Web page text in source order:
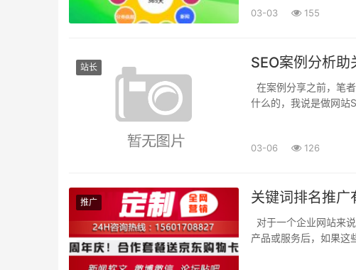
03-03 155
站长 SEO案例分析
在案例分享之前，笔
什么的，我说是做网站
03-06 126
推广 关键词排名推广
对于一个企业网站来
产品或服务后，如果这